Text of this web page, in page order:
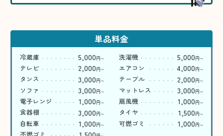
単品料金
冷蔵庫 5,000円〜 洗濯機 5,000円〜
テレビ 2,000円〜 エアコン 4,000円〜
タンス 3,000円〜 テーブル 2,000円〜
ソファ 3,000円〜 マットレス 3,000円〜
電子レンジ 1,000円〜 扇風機 1,000円〜
食器棚 3,000円〜 タイヤ 1,500円〜
自転車 1,000円〜 可燃ゴミ 1,000円〜